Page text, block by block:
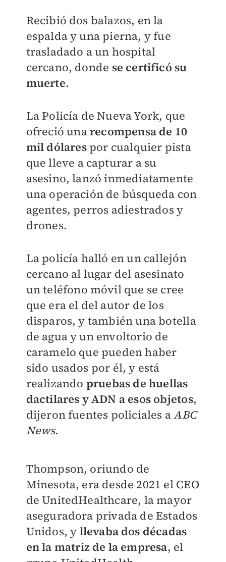
Recibió dos balazos, en la
espalda y una pierna, y fue
trasladado a un hospital
cercano, donde se certificó su
muerte.
La Policía de Nueva York, que
ofreció unarecompensa de 10
mil dólares por cualquier pista
que lleve a capturar a su
asesino, lanzó inmediatamente
una operación de búsqueda con
agentes, perros adiestrados y
drones.
La policía halló en un callejón
cercano al lugar del asesinato
un teléfono móvil que se cree
que era el del autor de los
disparos, y también una botella
de agua y un envoltorio de
caramelo que pueden haber
sido usados por él, y está
realizando pruebas de huellas
dactilares y ADN a esos objetos,
dijeron fuentes policiales aABC
News.
Thompson, oriundo de
Minesota, era desde 2021 el CEO
de UnitedHealthcare, la mayor
aseguradora privada de Estados
Unidos, y llevaba dos décadas
en la matriz de la empresa, el